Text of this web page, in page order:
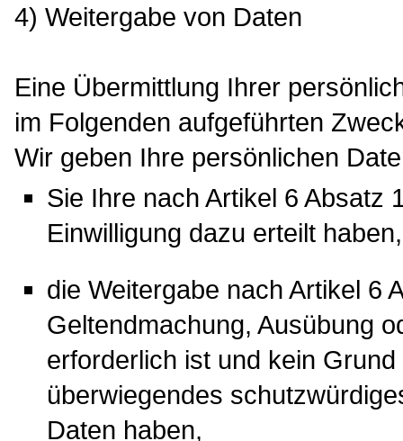
4) Weitergabe von Daten
Eine Übermittlung Ihrer
im Folgenden aufgeführten
Wir geben Ihre persönlichen
Sie Ihre nach Artikel 6 Absatz
Einwilligung dazu erteilt haben,
die Weitergabe nach Artikel 6
Geltendmachung, Ausübung
erforderlich ist und kein
überwiegendes
Daten haben,